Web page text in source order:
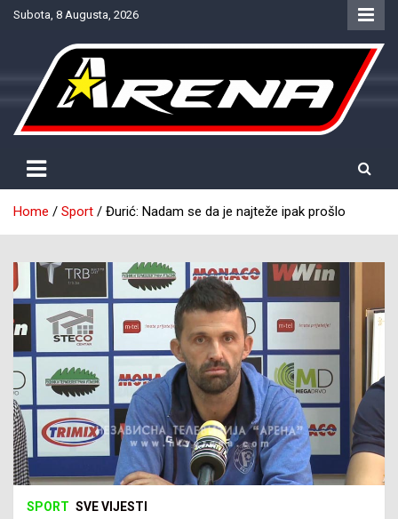
SkipSubota, 8 Augusta, 2026
NTV Arena
Home Sport Đurić: Nadam se da je najteže ipak prošlo
SPORT SVE VIJESTI